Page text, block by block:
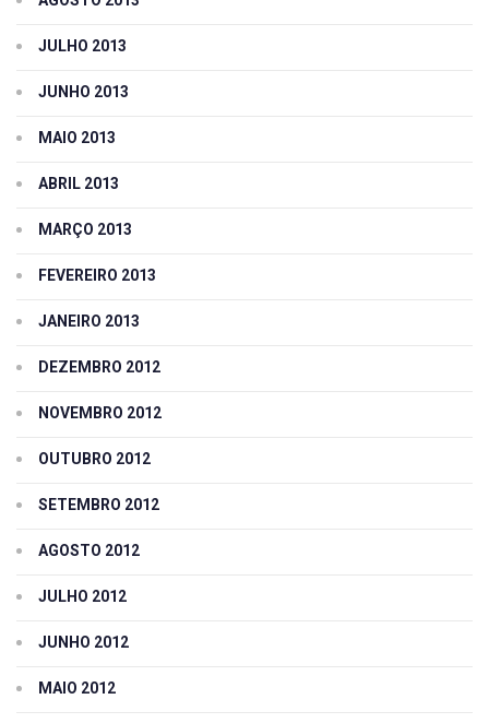
JULHO 2013
JUNHO 2013
MAIO 2013
ABRIL 2013
MARÇO 2013
FEVEREIRO 2013
JANEIRO 2013
DEZEMBRO 2012
NOVEMBRO 2012
OUTUBRO 2012
SETEMBRO 2012
AGOSTO 2012
JULHO 2012
JUNHO 2012
MAIO 2012